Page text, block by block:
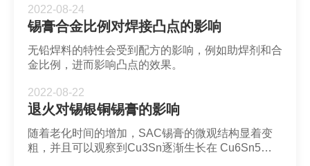
2022-08-24
锡膏合金比例对焊接凸点的影响
无铅焊料的特性会受到配方的影响，例如助焊剂和合
金比例，进而影响凸点的效果。
2022-08-22
退火对锡银铜锡膏的影响
随着老化时间的增加，SAC锡膏的微观结构显着变
粗，并且可以观察到Cu3Sn逐渐生长在 Cu6Sn5层